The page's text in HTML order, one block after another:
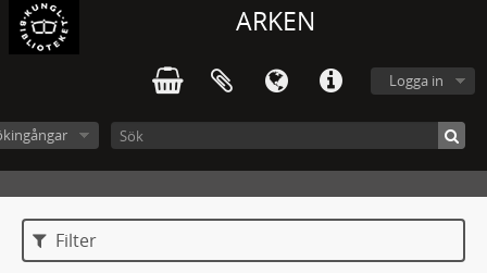
ARKEN
Logga in
Filter